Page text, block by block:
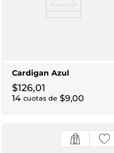
Cardigan Azul
$126,01
14 cuotas de $9,00